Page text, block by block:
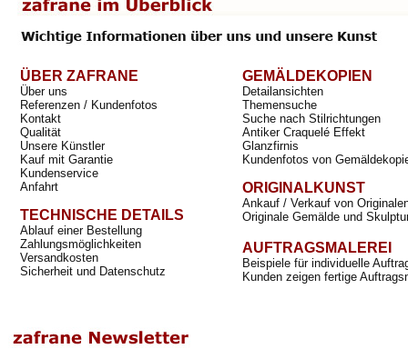
ÜBER ZAFRANE
Über uns
Referenzen / Kundenfotos
Kontakt
Qualität
Unsere Künstler
Kauf mit Garantie
Kundenservice
Anfahrt
TECHNISCHE DETAILS
Ablauf einer Bestellung
Zahlungsmöglichkeiten
Versandkosten
Sicherheit und Datenschutz
GEMÄLDEKOPIEN
Detailansichten
Themensuche
Suche nach Stilrichtungen
Antiker Craquelé Effekt
Glanzfirnis
Kundenfotos von
ORIGINALKUNST
Ankauf / Verkauf von
Originale Gemälde und
AUFTRAGSMALEREI
Beispiele für individuelle
Kunden zeigen fertige